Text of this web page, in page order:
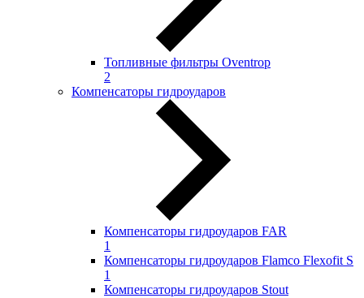
Топливные фильтры Oventrop
2
Компенсаторы гидроударов
Компенсаторы гидроударов FAR
1
Компенсаторы гидроударов Flamco Flexofit S
1
Компенсаторы гидроударов Stout